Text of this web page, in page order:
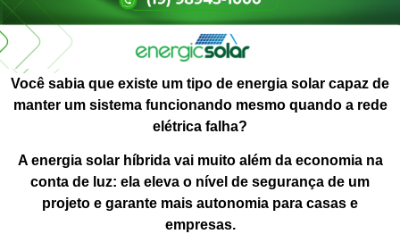
Você sabia que existe um tipo de energia solar capaz de
manter um sistema funcionando mesmo quando a rede
elétrica falha?
A energia solar híbrida vai muito além da economia na
conta de luz: ela eleva o nível de segurança de um
projeto e garante mais autonomia para casas e
empresas.